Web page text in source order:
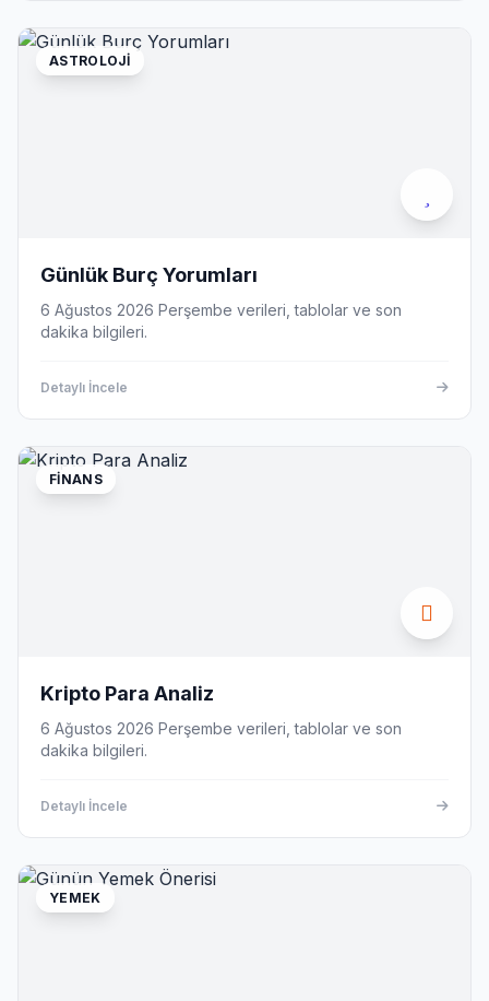
ASTROLOJI
Günlük Burç Yorumları
6 Ağustos 2026 Perşembe verileri, tablolar ve son
dakika bilgileri.
Detaylı İncele
FINANS
Kripto Para Analiz
6 Ağustos 2026 Perşembe verileri, tablolar ve son
dakika bilgileri.
Detaylı İncele
YEMEK